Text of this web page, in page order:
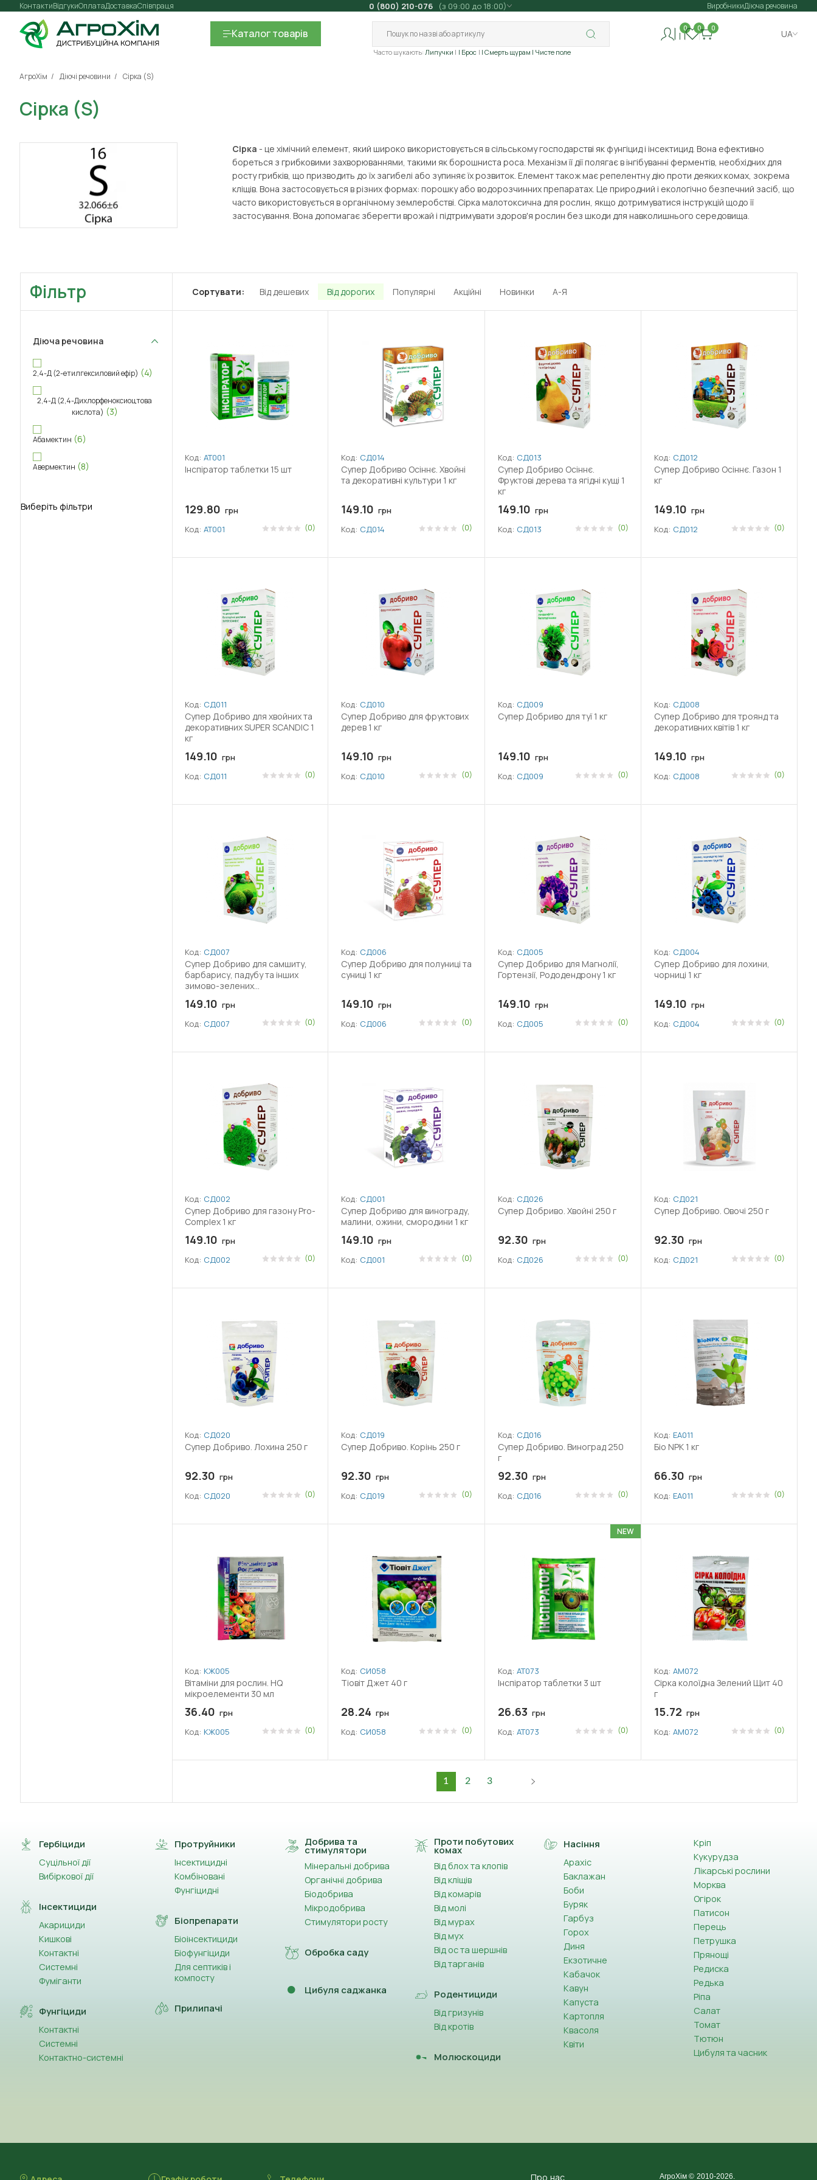
Контакти Оплата
Відгуки ДоставкаСпівпраця 0 (800) 210-076 (з 09:00 до 18:00) ВиробникиДіюча речовина
Каталогтоварів
Часто шукають: Липучки | Брос | Смерть щурам | Чисте поле
0 0 0
UA
АгроХім Діючі речовини Сірка (S)
Сірка (S)
Сірка - це хімічний елемент, який широко використовується в сільському господарстві як фунгіцид і інсектицид. Вона ефективно
бореться з грибковими захворюваннями, такими як борошниста роса. Механізм її дії полягає в інгібуванні ферментів, необхідних для
росту грибків, що призводить до їх загибелі або зупиняє їх розвиток. Елемент також має репелентну дію проти деяких комах, зокрема
кліщів. Вона застосовується в різних формах: порошку або водорозчинних препаратах. Це природний і екологічно безпечний засіб, що
часто використовується в органічному землеробстві. Сірка малотоксична для рослин, якщо дотримуватися інструкцій щодо її
застосування. Вона допомагає зберегти врожай і підтримувати здоров'я рослин без шкоди для навколишнього середовища.
Фільтр
Діюча речовина
2,4-Д (2-етилгексиловий ефір) (4)
2,4-Д (2,4-Дихлорфеноксиоцтова
кислота) (3)
Абамектин (6)
Авермектин (8)
Кальцію гідроксид (Вапно)(1)
Карбамід (1)
Клопіралід (5)
Клотіанідин
Кобальт (Co)
Люфенурон (1)
Виберіть фільтри
Сортувати: Від дешевих Від дорогих Популярні Акційні Новинки А-Я
Код: АТ001
Інспіратор таблетки 15 шт
129.80 грн
Код: АТ001 (0)
Код: СД014
Супер Добриво Осіннє. Хвойні
та декоративні культури 1 кг
149.10 грн
Код: СД014 (0)
Код: СД013
Супер Добриво Осіннє.
Фруктові дерева та ягідні кущі 1
кг
149.10 грн
Код: СД013 (0)
Код: СД012
Супер Добриво Осіннє. Газон 1
кг
149.10 грн
Код: СД012 (0)
Код: СД011
Супер Добриво для хвойних та
декоративних SUPER SCANDIC 1
кг
149.10 грн
Код: СД011 (0)
Код: СД010
Супер Добриво для фруктових
дерев 1 кг
149.10 грн
Код: СД010 (0)
Код: СД009
Супер Добриво для туї 1 кг
149.10 грн
Код: СД009 (0)
Код: СД008
Супер Добриво для троянд та
декоративних квітів 1 кг
149.10 грн
Код: СД008 (0)
Код: СД007
Супер Добриво для самшиту,
барбарису, падубу та інших
зимово-зелених
149.10 грн
Код: СД007 (0)
Код: СД006
Супер Добриво для полуниці та
суниці 1 кг
149.10 грн
Код: СД006 (0)
Код: СД005
Супер Добриво для Магнолії,
Гортензії, Рододендрону 1 кг
149.10 грн
Код: СД005 (0)
Код: СД004
Супер Добриво для лохини,
чорниці 1 кг
149.10 грн
Код: СД004 (0)
Код: СД002
Супер Добриво для газону Pro-
Complex 1 кг
149.10 грн
Код: СД002 (0)
Код: СД001
Супер Добриво для винограду,
малини, ожини, смородини 1 кг
149.10 грн
Код: СД001 (0)
Код: СД026
Супер Добриво. Хвойні 250 г
92.30 грн
Код: СД026 (0)
Код: СД021
Супер Добриво. Овочі 250 г
92.30 грн
Код: СД021 (0)
Код: СД020
Супер Добриво. Лохина 250 г
92.30 грн
Код: СД020 (0)
Код: СД019
Супер Добриво. Корінь 250 г
92.30 грн
Код: СД019 (0)
Код: СД016
Супер Добриво. Виноград 250
г
92.30 грн
Код: СД016 (0)
Код: ЕА011
Біо NPK 1 кг
66.30 грн
Код: ЕА011 (0)
Код: КЖ005
Вітаміни для рослин. HQ
мікроелементи 30 мл
36.40 грн
Код: КЖ005 (0)
Код: СИ058
Тіовіт Джет 40 г
28.24 грн
Код: СИ058 (0)
NEW
Код: АТ073
Інспіратор таблетки 3 шт
26.63 грн
Код: АТ073 (0)
Код: АМ072
Сірка колоїдна Зелений Щит 40
г
15.72 грн
Код: АМ072 (0)
1 2 3
Гербіциди
Суцільної дії
Вибіркової дії
Інсектициди
Акарициди
Кишкові
Контактні
Системні
Фуміганти
Фунгіциди
Контактні
Системні
Контактно-системні
Протруйники
Інсектицидні
Комбіновані
Фунгіцидні
Біопрепарати
Біоінсектициди
Біофунгіциди
Для септиків і
компосту
Прилипачі
Добрива та
стимулятори
Мінеральні добрива
Органічні добрива
Біодобрива
Мікродобрива
Стимулятори росту
Обробка саду
Цибуля саджанка
Проти побутових
комах
Від блох та клопів
Від кліщів
Від комарів
Від молі
Від мурах
Від мух
Від ос та шершнів
Від тарганів
Родентициди
Від гризунів
Від кротів
Молюскоциди
Насіння
Арахіс
Баклажан
Боби
Буряк
Гарбуз
Горох
Диня
Екзотичне
Кабачок
Кавун
Капуста
Картопля
Квасоля
Квіти
Кріп
Кукурудза
Лікарські рослини
Морква
Огірок
Патисон
Перець
Петрушка
Прянощі
Редиска
Редька
Ріпа
Салат
Томат
Тютюн
Цибуля та часник
Про нас АгроХім © 2010-2026.